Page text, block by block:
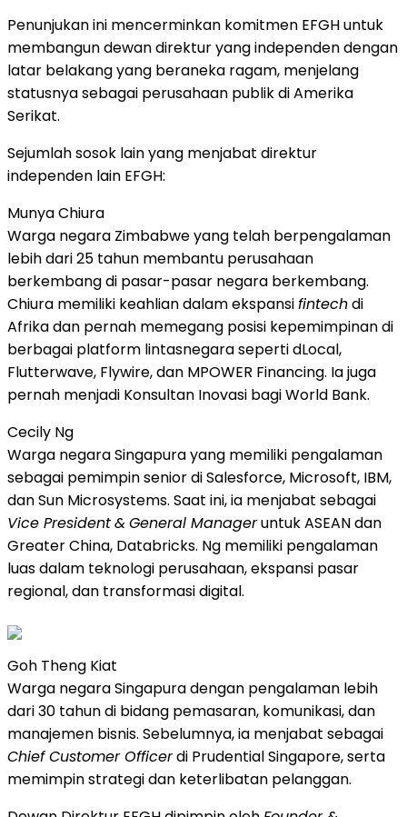
Penunjukan ini mencerminkan komitmen EFGH untuk
membangun dewan direktur yang independen dengan
latar belakang yang beraneka ragam, menjelang
statusnya sebagai perusahaan publik di Amerika
Serikat.
Sejumlah sosok lain yang menjabat direktur
independen lain EFGH:
Munya Chiura
Warga negara Zimbabwe yang telah berpengalaman
lebih dari 25 tahun membantu perusahaan
berkembang di pasar-pasar negara berkembang.
Chiura memiliki keahlian dalam ekspansifintechdi
Afrika dan pernah memegang posisi kepemimpinan di
berbagai platform lintasnegara seperti dLocal,
Flutterwave, Flywire, dan MPOWER Financing. Ia juga
pernah menjadi Konsultan Inovasi bagi World Bank.
Cecily Ng
Warga negara Singapura yang memiliki pengalaman
sebagai pemimpin senior di Salesforce, Microsoft, IBM,
dan Sun Microsystems. Saat ini, ia menjabat sebagai
Vice President&General Manageruntuk ASEAN dan
Greater China, Databricks. Ng memiliki pengalaman
luas dalam teknologi perusahaan, ekspansi pasar
regional, dan transformasi digital.
Goh Theng Kiat
Warga negara Singapura dengan pengalaman lebih
dari 30 tahun di bidang pemasaran, komunikasi, dan
manajemen bisnis. Sebelumnya, ia menjabat sebagai
Chief Customer Officerdi Prudential Singapore, serta
memimpin strategi dan keterlibatan pelanggan.